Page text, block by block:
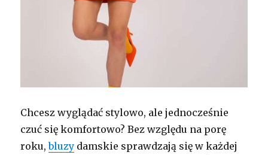
Chcesz wyglądać stylowo, ale jednocześnie
czuć się komfortowo? Bez względu na porę
roku,bluzy damskie sprawdzają się w każdej